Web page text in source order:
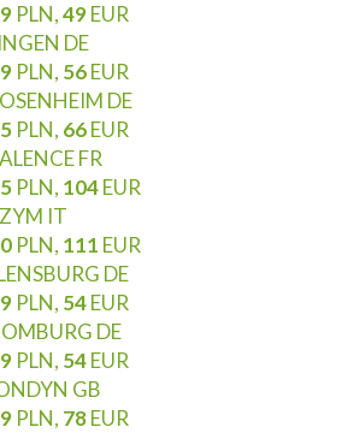
PLN,49EUR
DE
PLN, 56EUR
DE
PLN, 66EUR
FR
PLN, 104EUR
IT
PLN, 111 EUR
DE
PLN, 54EUR
DE
PLN, 54EUR
GB
PLN, 78EUR